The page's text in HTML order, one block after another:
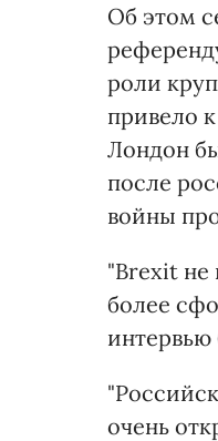
Об этом
роли
привело
Лондон
после
войны
"Brexit не
более
очень